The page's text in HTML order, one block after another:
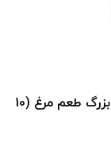
غذا خشک توله سگ وی پت مخصوص نژاد بزرگ طعم مرغ (10